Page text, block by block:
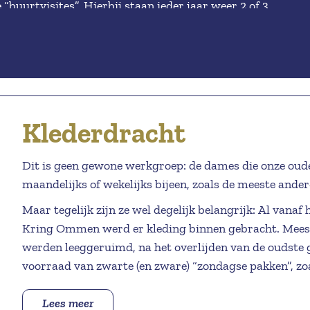
naar een speciale foto, kan de werkgroep worden
Hans Steen
Jennie Ekkelkamp
Joke Koot
Joop Dunnewind
Wies Assendorp
Ali Pot is de contactpersoon.
Zij is te bereiken via
Hierbij staan ieder jaar weer 2 of 3
expositie wordt ingericht met foto’s en belangrijke
betreffende buurtschappen zeggen. Ook is er
en gezien de grote opkomst, lijkt dat
buren ontmoeten elkaar op deze avonden tot
worden via : info@museum-ommen.nl
Klederdracht
Dit is geen gewone werkgroep: de dames die onze
maandelijks of wekelijks bijeen, zoals de meeste
Maar tegelijk zijn ze wel degelijk belangrijk: Al vanaf
Kring Ommen werd er kleding binnen gebracht.
werden leeggeruimd, na het overlijden van de oudste
voorraad van zwarte (en zware) “zondagse pakken”,
rokken met jakjes en schorten ingebracht.
Lees meer